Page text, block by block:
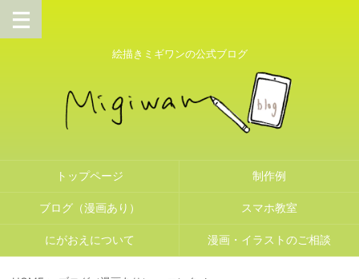
絵描きミギワンの公式ブログ
トップページ 制作例
ブログ（漫画あり） スマホ教室
にがおえについて 漫画・イラストのご相談